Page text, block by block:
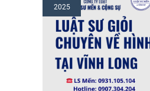
2025